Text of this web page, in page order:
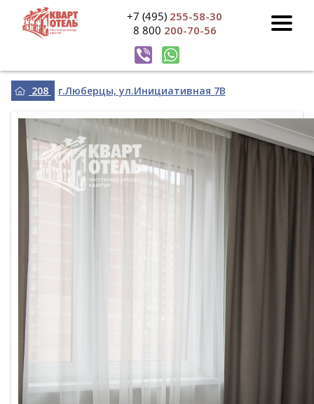
+7 (495) 255-58-30
8 800 200-70-56
208 г.Люберцы, ул.Инициативная 7В